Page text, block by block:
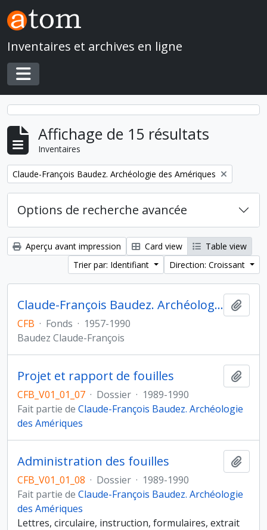
Skip to main content
Inventaires et archives en ligne
Toggle navigation
Affichage de 15 résultats
Inventaires
Remove filter:
Claude-François Baudez. Archéologie des Amériques
Options de recherche avancée
Aperçu avant impression Card view
Table view
Trier par: Identifiant
Direction: Croissant
Claude-François Baudez. Archéologie des Amériques
CFB · Fonds · 1957-1990
Baudez Claude-François
Projet et rapport de fouilles
CFB_V01_01_07 · Dossier · 1989-1990
Fait partie de Claude-François Baudez. Archéologie
des Amériques
Administration des fouilles
CFB_V01_01_08 · Dossier · 1989-1990
Fait partie de Claude-François Baudez. Archéologie
des Amériques
Lettres, circulaire, instruction, formulaires, extrait